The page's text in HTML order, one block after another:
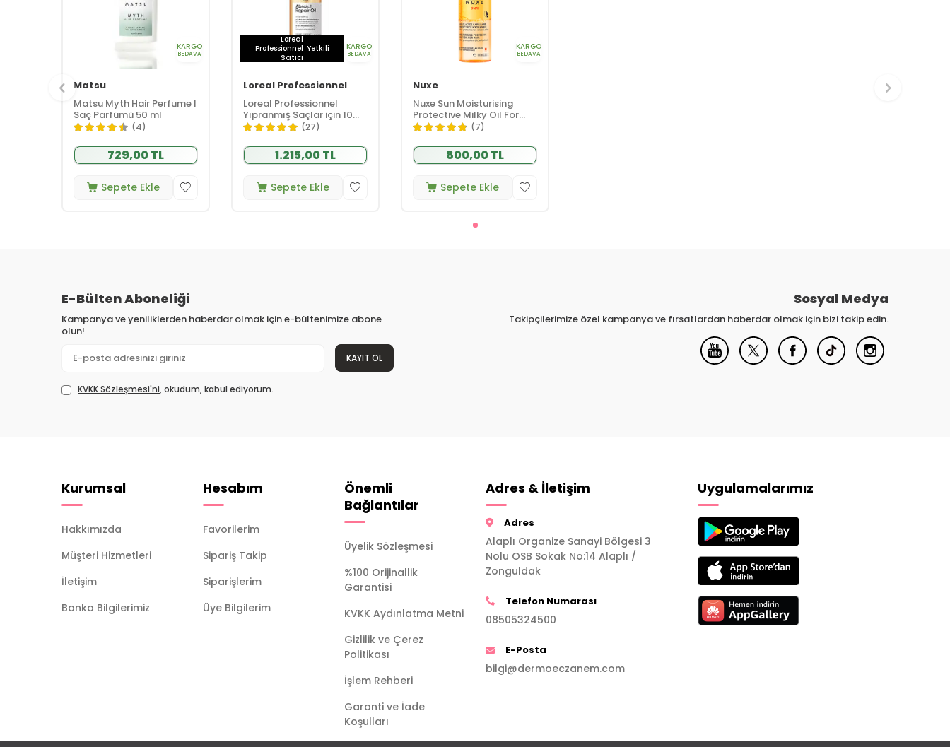
KARGO
BEDAVA
Matsu
Matsu Myth Hair Perfume |
Saç Parfümü 50 ml
(4)
729,00 TL
Sepete Ekle
Loreal
Professionnel Yetkili
Satıcı
KARGO
BEDAVA
Loreal Professionnel
Loreal Professionnel
Yıpranmış Saçlar için 10
Etkili Mucizevi Bakım Yağı
(27)
1.215,00 TL
Sepete Ekle
KARGO
BEDAVA
Nuxe
Nuxe Sun Moisturising
Protective Milky Oil For
Hair 100ml
(7)
800,00 TL
Sepete Ekle
E-Bülten Aboneliği
Kampanya ve yeniliklerden haberdar olmak için e-bültenimize abone
olun!
KAYIT OL
KVKK Sözleşmesi'ni, okudum, kabul ediyorum.
Sosyal Medya
Takipçilerimize özel kampanya ve fırsatlardan haberdar olmak için bizi takip edin.
Kurumsal
Hakkımızda
Müşteri Hizmetleri
İletişim
Banka Bilgilerimiz
Hesabım
Favorilerim
Sipariş Takip
Siparişlerim
Üye Bilgilerim
Önemli
Bağlantılar
Üyelik Sözleşmesi
%100 Orijinallik
Garantisi
KVKK Aydınlatma Metni
Gizlilik ve Çerez
Politikası
İşlem Rehberi
Garanti ve İade
Koşulları
Adres & İletişim
Adres
Alaplı Organize Sanayi Bölgesi 3
Nolu OSB Sokak No:14 Alaplı /
Zonguldak
Telefon Numarası
08505324500
E-Posta
bilgi@dermoeczanem.com
Uygulamalarımız